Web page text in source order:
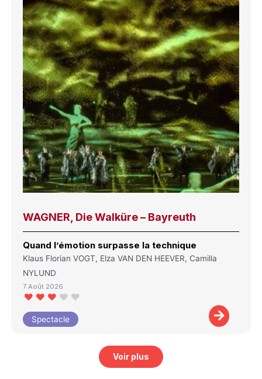
WAGNER, Die Walküre – Bayreuth
Quand l’émotion surpasse la technique
Klaus Florian VOGT, Elza VAN DEN HEEVER, Camilla
NYLUND
7 Août 2026
Spectacle
Voir plus